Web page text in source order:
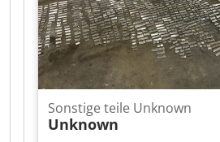
Lieferung und
möglich für alles aus dem
Yorick Diebels Chodpfx
Sonstige teile Unknown
Unknown